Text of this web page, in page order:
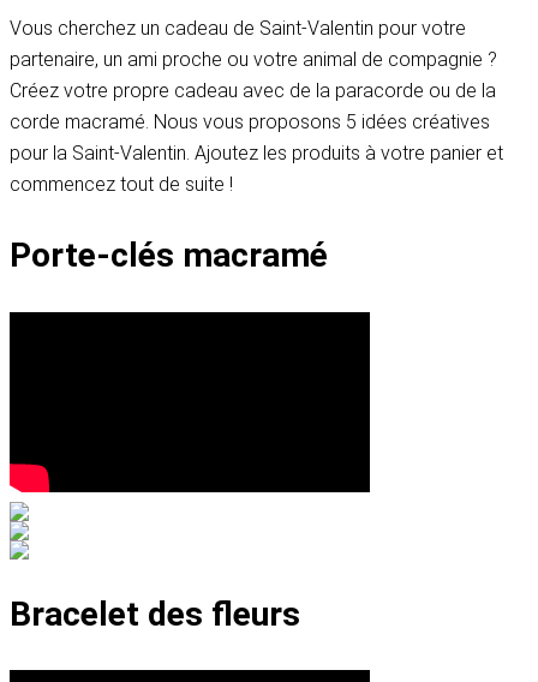
Vous cherchez un cadeau de Saint-Valentin pour votre
partenaire, un ami proche ou votre animal de compagnie ?
Créez votre propre cadeau avec de la paracorde ou de la
corde macramé. Nous vous proposons 5 idées créatives
pour la Saint-Valentin. Ajoutez les produits à votre panier et
commencez tout de suite !
Porte-clés macramé
Bracelet des fleurs